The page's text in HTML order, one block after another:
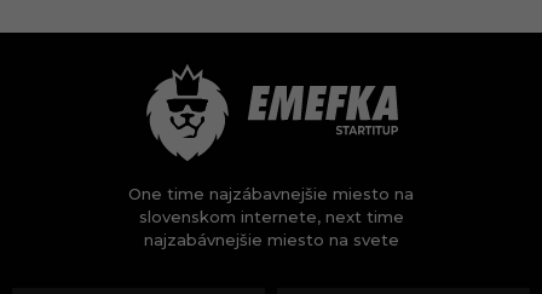
One time najzábavnejšie miesto na
slovenskom internete, next time
najzabávnejšie miesto na svete